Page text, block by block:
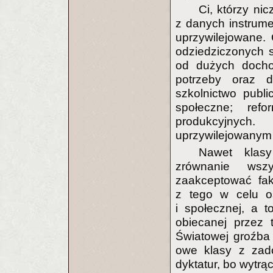
Ci, którzy
z danych
odziedziczonych
od dużych
potrzeby oraz
szkolnictwo
społeczne;
Nawet
zrównanie
zaakceptować
z tego w celu
i społecznej, a
obiecanej przez
Światowej
owe klasy z
dyktatur, bo